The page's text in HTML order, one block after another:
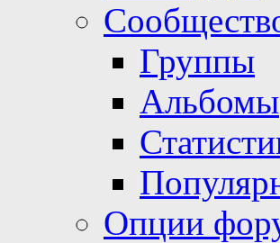
Группы
Альбомы
Опции